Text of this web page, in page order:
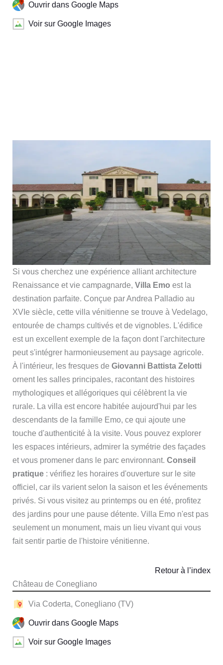
Ouvrir dans Google Maps
Voir sur Google Images
Si vous cherchez une expérience alliant architecture
Renaissance et vie campagnarde, Villa Emo est la
destination parfaite. Conçue par Andrea Palladio au
XVIe siècle, cette villa vénitienne se trouve à Vedelago,
entourée de champs cultivés et de vignobles. L'édifice
est un excellent exemple de la façon dont l'architecture
peut s'intégrer harmonieusement au paysage agricole.
À l'intérieur, les fresques de Giovanni Battista Zelotti
ornent les salles principales, racontant des histoires
mythologiques et allégoriques qui célèbrent la vie
rurale. La villa est encore habitée aujourd'hui par les
descendants de la famille Emo, ce qui ajoute une
touche d'authenticité à la visite. Vous pouvez explorer
les espaces intérieurs, admirer la symétrie des façades
et vous promener dans le parc environnant. Conseil
pratique: vérifiez les horaires d'ouverture sur le site
officiel, car ils varient selon la saison et les événements
privés. Si vous visitez au printemps ou en été, profitez
des jardins pour une pause détente. Villa Emo n'est pas
seulement un monument, mais un lieu vivant qui vous
fait sentir partie de l'histoire vénitienne.
Château de Conegliano
Retour à l’index
Via Coderta, Conegliano (TV)
Ouvrir dans Google Maps
Voir sur Google Images